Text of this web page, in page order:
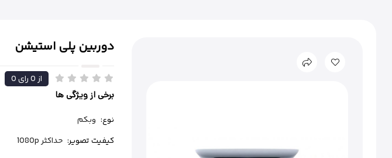
دوربین پلی استیشن
0 از0رای
برخی از ویژگی ها
نوع: وبکم
کیفیت تصویر: حداکثر 1080p